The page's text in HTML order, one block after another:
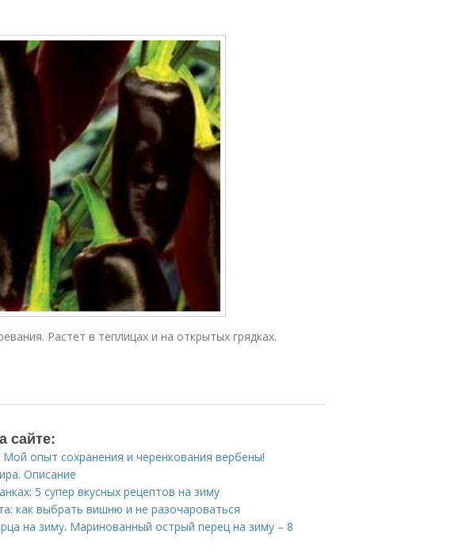
Растет в теплицах и на открытых грядках.
сайте:
опыт сохранения и черенкования вербены!
Описание
5 супер вкусных рецептов на зиму
как выбрать вишню и не разочароваться
на зиму. Маринованный острый перец на зиму – 8